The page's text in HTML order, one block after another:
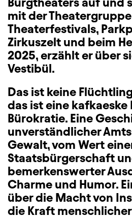
mit der Theatergruppe
Theaterfestivals,
Zirkuszelt und beim
2025, erzählt er über
Vestibül.
Das ist keine
das ist eine kafkaeske
Bürokratie. Eine
unverständlicher
Gewalt, vom Wert
Staatsbürgerschaft
bemerkenswerter
Charme und Humor.
über die Macht von
die Kraft